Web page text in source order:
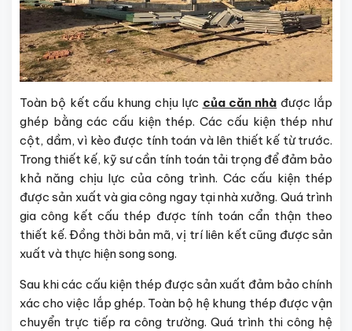
Toàn bộ kết cấu khung chịu lực của căn nhà được lắp
ghép bằng các cấu kiện thép. Các cấu kiện thép như
cột, dầm, vì kèo được tính toán và lên thiết kế từ trước.
Trong thiết kế, kỹ sư cần tính toán tải trọng để đảm bảo
khả năng chịu lực của công trình. Các cấu kiện thép
được sản xuất và gia công ngay tại nhà xưởng. Quá trình
gia công kết cấu thép được tính toán cẩn thận theo
thiết kế. Đồng thời bản mã, vị trí liên kết cũng được sản
xuất và thực hiện song song.
Sau khi các cấu kiện thép được sản xuất đảm bảo chính
xác cho việc lắp ghép. Toàn bộ hệ khung thép được vận
chuyển trực tiếp ra công trường. Quá trình thi công hệ